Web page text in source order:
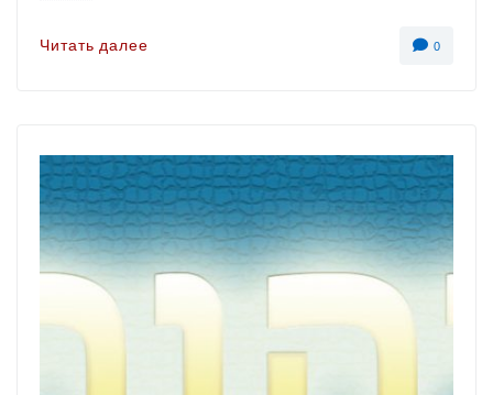
Читать далее 0